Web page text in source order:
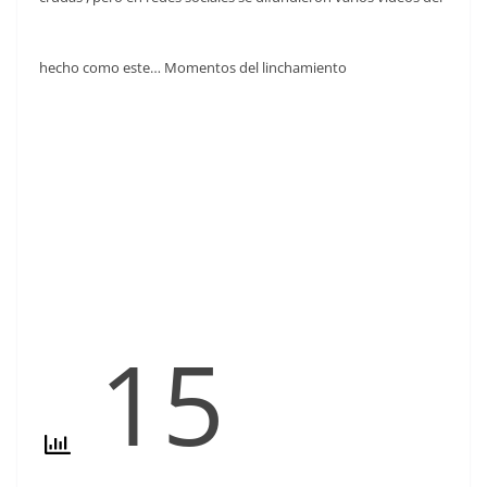
hecho como este… Momentos del linchamiento
15